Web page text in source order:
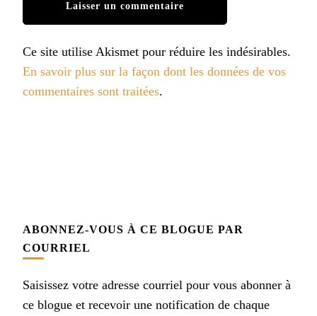
Ce site utilise Akismet pour réduire les indésirables.
En savoir plus sur la façon dont les données de vos
commentaires sont traitées.
ABONNEZ-VOUS À CE BLOGUE PAR
COURRIEL
Saisissez votre adresse courriel pour vous abonner à
ce blogue et recevoir une notification de chaque